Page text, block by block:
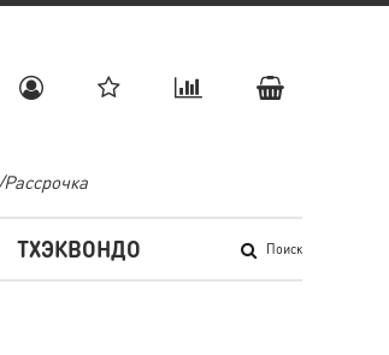
Поиск
ТХЭКВОНДО